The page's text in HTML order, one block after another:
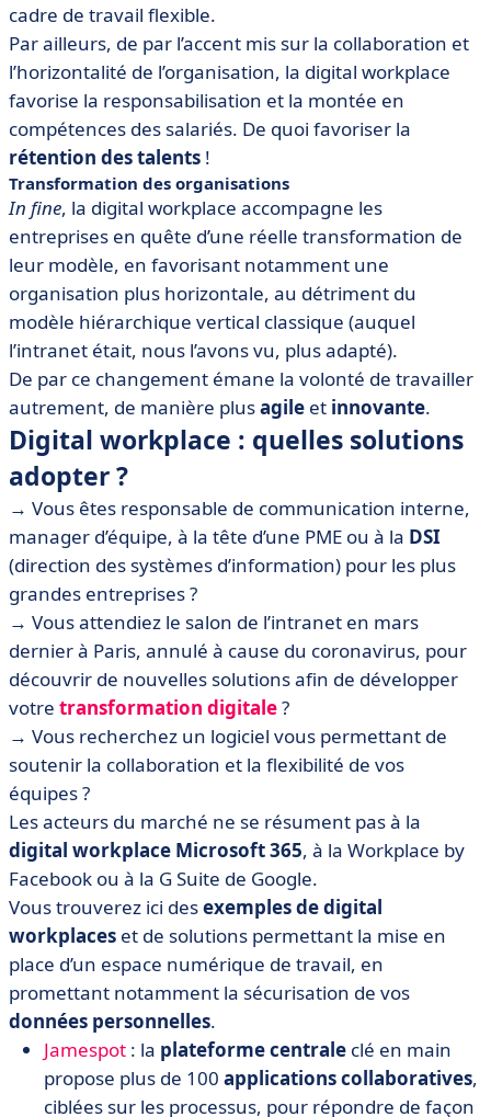
cadre de travail flexible.
Par ailleurs, de par l’accent mis sur la collaboration et
l’horizontalité de l’organisation, la digital workplace
favorise la responsabilisation et la montée en
compétences des salariés. De quoi favoriser la
rétention des talents !
Transformation des organisations
In fine, la digital workplace accompagne les
entreprises en quête d’une réelle transformation de
leur modèle, en favorisant notamment une
organisation plus horizontale, au détriment du
modèle hiérarchique vertical classique (auquel
l’intranet était, nous l’avons vu, plus adapté).
De par ce changement émane la volonté de travailler
autrement, de manière plusagile et innovante.
Digital workplace : quelles solutions
adopter ?
→ Vous êtes responsable de communication interne,
manager d’équipe, à la tête d’une PME ou à la DSI
(direction des systèmes d’information) pour les plus
grandes entreprises ?
→ Vous attendiez le salon de l’intranet en mars
dernier à Paris, annulé à cause du coronavirus, pour
découvrir de nouvelles solutions afin de développer
votre transformation digitale?
→ Vous recherchez un logiciel vous permettant de
soutenir la collaboration et la flexibilité de vos
équipes ?
Les acteurs du marché ne se résument pas à la
digital workplace Microsoft 365, à la Workplace by
Facebook ou à la G Suite de Google.
Vous trouverez ici desexemples de digital
workplaces et de solutions permettant la mise en
place d’un espace numérique de travail, en
promettant notamment la sécurisation de vos
données personnelles.
Jamespot : la plateforme centrale clé en main
propose plus de 100 applications collaboratives,
ciblées sur les processus, pour répondre de façon